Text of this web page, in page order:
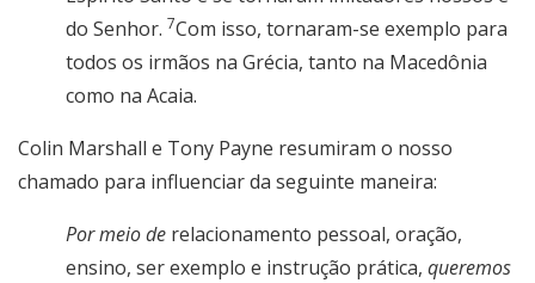
do Senhor. 7Com isso, tornaram-se exemplo para
todos os irmãos na Grécia, tanto na Macedônia
como na Acaia.
Colin Marshall e Tony Payne resumiram o nosso
chamado para influenciar da seguinte maneira:
Por meio de relacionamento pessoal, oração,
ensino, ser exemplo e instrução prática, queremos